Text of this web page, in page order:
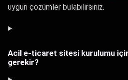
uygun çözümler bulabilirsiniz.
Acil e-ticaret sitesi kurulumu
gerekir?